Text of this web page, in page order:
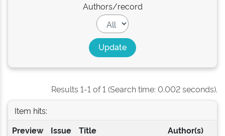
Authors/record
Results 1-1 of 1 (Search time: 0.002 seconds).
Item hits:
Preview
Issue
Title Author(s)